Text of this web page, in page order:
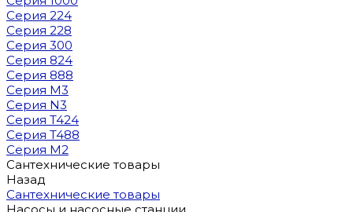
Серия 224
Серия 228
Серия 300
Серия 824
Серия 888
Серия M3
Серия N3
Серия T424
Серия T488
Серия М2
Сантехнические товары
Назад
Сантехнические товары